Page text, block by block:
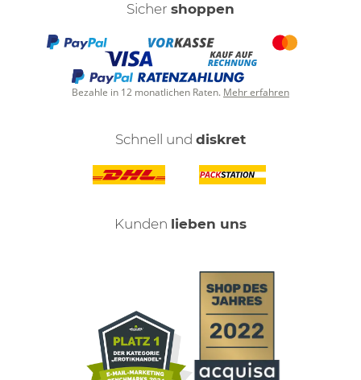
Sicher shoppen
Bezahle in 12 monatlichen Raten. Mehr erfahren
Schnell und diskret
Kunden lieben uns